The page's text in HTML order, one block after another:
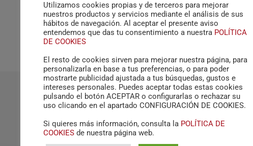
RELATED POSTS
Utilizamos cookies propias y de terceros para mejorar
nuestros productos y servicios mediante el análisis de sus
hábitos de navegación. Al aceptar el presente aviso
entendemos que das tu consentimiento a nuestra POLÍTICA
DE COOKIES
El resto de cookies sirven para mejorar nuestra página, para
personalizarla en base a tus preferencias, o para poder
mostrarte publicidad ajustada a tus búsquedas, gustos e
intereses personales. Puedes aceptar todas estas cookies
pulsando el botón ACEPTAR o configurarlas o rechazar su
uso clicando en el apartado CONFIGURACIÓN DE COOKIES.
Si quieres más información, consulta la POLÍTICA DE
COOKIES de nuestra página web.